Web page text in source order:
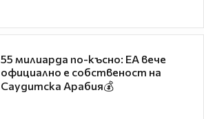
55 милиарда по-късно: EA вече
официално е собственост на
Саудитска Арабия💰